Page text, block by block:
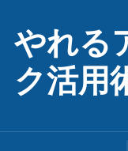
やれる
ク活用